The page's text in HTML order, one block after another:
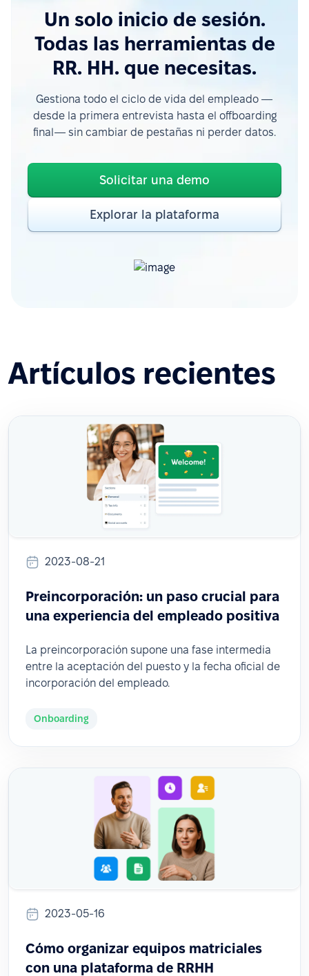
Un solo inicio de sesión.
Todas las herramientas de
RR. HH. que necesitas.
Gestiona todo el ciclo de vida del empleado —
desde la primera entrevista hasta el offboarding
final— sin cambiar de pestañas ni perder datos.
Solicitar una demo
Explorar la plataforma
Artículos recientes
2023-08-21
Preincorporación: un paso crucial para
una experiencia del empleado positiva
La preincorporación supone una fase intermedia
entre la aceptación del puesto y la fecha oficial de
incorporación del empleado.
Onboarding
2023-05-16
Cómo organizar equipos matriciales
con una plataforma de RRHH